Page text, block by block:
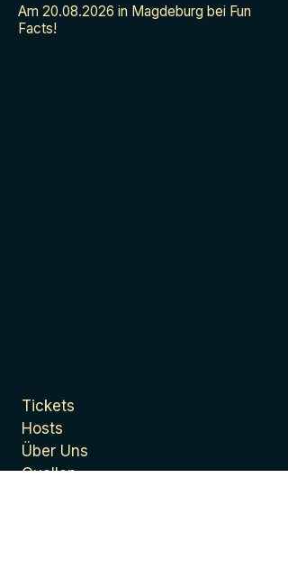
Am 20.08.2026 in Magdeburg bei Fun
Facts!
Tickets
Hosts
Über Uns
Quellen